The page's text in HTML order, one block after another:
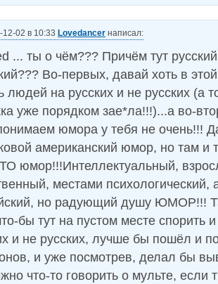
12-02 в 10:33 Lovedancer написал:
... ты о чём??? Причём тут
Во-первых, давай хоть в
людей на русских и не русских (а
уже порядком зае*ла!!!)...а во-
юмора у тебя не очень!!!
американский юмор, но там и
юмор!!!Интеллектуальный,
местами психологический,
но радующий душу ЮМОР!!!
бы тут на пустом месте спорить
и не русских, лучше бы пошёл и
и уже посмотрев, делал бы
что-то говорить о мульте, если